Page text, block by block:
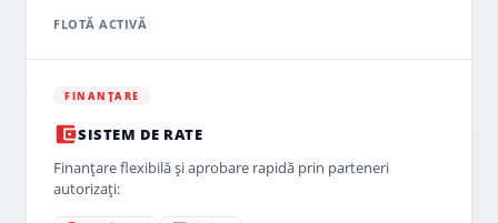
FLOTĂ ACTIVĂ
FINANȚARE
SISTEM DE RATE
Finanțare flexibilă și aprobare rapidă prin parteneri
autorizați: